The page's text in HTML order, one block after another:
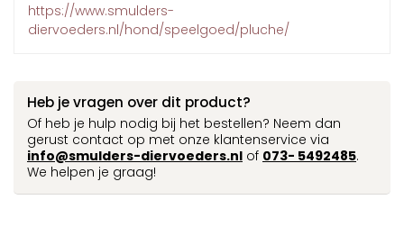
https://www.smulders-
diervoeders.nl/hond/speelgoed/pluche/
Heb je vragen over dit product?
Of heb je hulp nodig bij het bestellen? Neem dan
gerust contact op met onze klantenservice via
info@smulders-diervoeders.nl of 073- 5492485.
We helpen je graag!